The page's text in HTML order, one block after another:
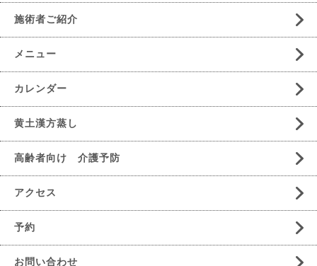
施術者ご紹介
メニュー
カレンダー
黄土漢方蒸し
高齢者向け 介護予防
アクセス
予約
お問い合わせ